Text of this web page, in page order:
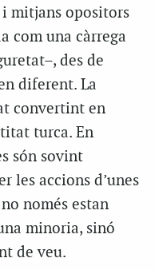
mitjans opositors
com una càrrega
des de
diferent. La
convertint en
turca. En
són sovint
les accions d’unes
només estan
minoria, sinó
de veu.